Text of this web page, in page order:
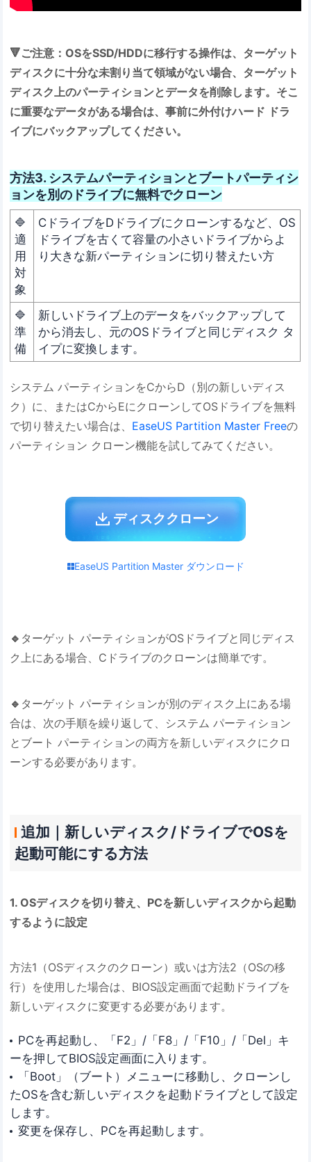
🔻ご注意：OSをSSD/HDDに移行する操作は、ターゲット
ディスクに十分な未割り当て領域がない場合、ターゲット
ディスク上のパーティションとデータを削除します。そこ
に重要なデータがある場合は、事前に外付けハード ドラ
イブにバックアップしてください。
方法3. システムパーティションとブートパーティシ
ョンを別のドライブに無料でクローン
🔷
適
用
対
象
CドライブをDドライブにクローンするなど、OS
ドライブを古くて容量の小さいドライブからよ
り大きな新パーティションに切り替えたい方
🔷
準
備
新しいドライブ上のデータをバックアップして
から消去し、元のOSドライブと同じディスク タ
イプに変換します。
システム パーティションをCからD（別の新しいディス
ク）に、またはCからEにクローンしてOSドライブを無料
で切り替えたい場合は、 EaseUS Partition Master Freeの
パーティション クローン機能を試してみてください。
ディスククローン
EaseUS Partition Master ダウンロード
🔹 ターゲット パーティションがOSドライブと同じディス
ク上にある場合、Cドライブのクローンは簡単です。
🔹 ターゲット パーティションが別のディスク上にある場
合は、次の手順を繰り返して、システム パーティション
とブート パーティションの両方を新しいディスクにクロ
ーンする必要があります。
追加｜新しいディスク/ドライブでOSを
起動可能にする方法
1. OSディスクを切り替え、PCを新しいディスクから起動
するように設定
方法1（OSディスクのクローン）或いは方法2（OSの移
行）を使用した場合は、BIOS設定画面で起動ドライブを
新しいディスクに変更する必要があります。
PCを再起動し、「F2」/「F8」/「F10」/「Del」キ
ーを押してBIOS設定画面に入ります。
「Boot」（ブート）メニューに移動し、クローンし
たOSを含む新しいディスクを起動ドライブとして設定
します。
変更を保存し、PCを再起動します。